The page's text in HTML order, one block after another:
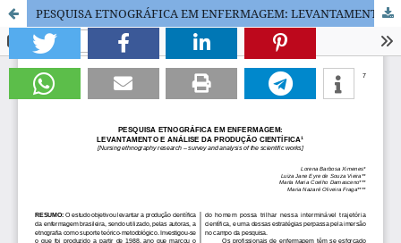
PESQUISA ETNOGRÁFICA EM ENFERMAGEM: LEVANTAMENTO E ANÁLISE DA PRODUÇÃO CIENTÍFICA